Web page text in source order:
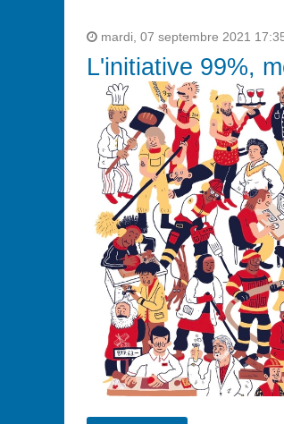
mardi, 07 septembre 2021
L'initiative 99%,